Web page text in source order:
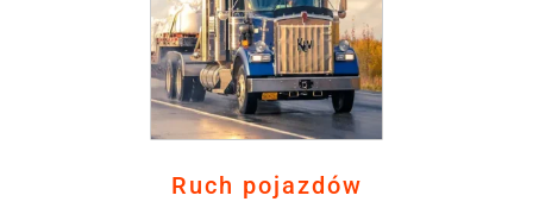
Ruch pojazdów